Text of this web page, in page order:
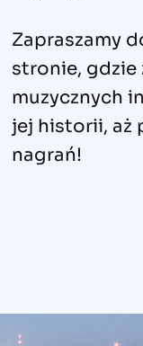
Zapraszamy
stronie, gdzie
muzycznych
jej historii, aż
nagrań!